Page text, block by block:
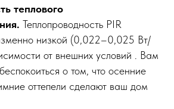
теплового
Теплопроводность PIR
низкой (0,022–0,025 Вт/
от внешних условий . Вам
о том, что осенние
оттепели сделают ваш дом